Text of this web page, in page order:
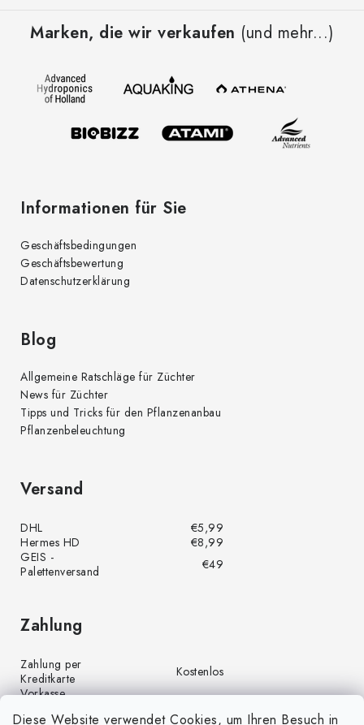
Diese Website verwendet Cookies, um Ihren Besuch in
Marken, die wir verkaufen (und mehr...)
Informationen für Sie
Geschäftsbedingungen
Geschäftsbewertung
Datenschutzerklärung
Blog
Allgemeine Ratschläge für Züchter
News für Züchter
Tipps und Tricks für den Pflanzenanbau
Pflanzenbeleuchtung
Versand
DHL
€5,99
Hermes HD
€8,99
GEIS -
Palettenversand
€49
Zahlung
Zahlung per
Kreditkarte
Kostenlos
Vorkasse